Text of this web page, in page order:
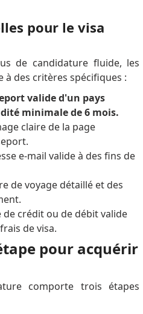
pour le visa
de candidature fluide, les
des critères spécifiques :
valide d'un pays
minimale de 6 mois.
claire de la page
e-mail valide à des fins de
de voyage détaillé et des
crédit ou de débit valide
de visa.
pour acquérir
comporte trois étapes